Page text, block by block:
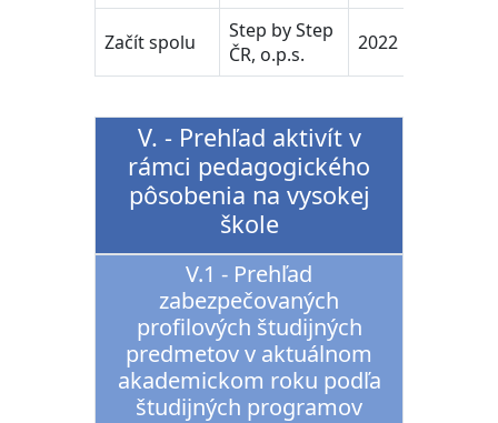
Začít spolu
Step by Step
ČR, o.p.s.
2022
V. - Prehľad aktivít v
rámci pedagogického
pôsobenia na vysokej
škole
V.1 - Prehľad
zabezpečovaných
profilových študijných
predmetov v aktuálnom
akademickom roku podľa
študijných programov